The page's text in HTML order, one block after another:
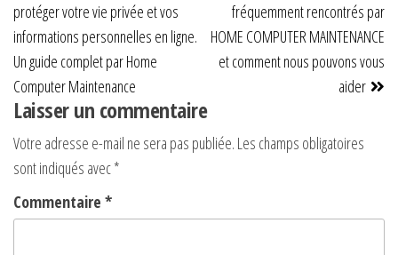
protéger votre vie privée et vos
informations personnelles en ligne.
Un guide complet par Home
Computer Maintenance
fréquemment rencontrés par
HOME COMPUTER MAINTENANCE
et comment nous pouvons vous
aider
Laisser un commentaire
Votre adresse e-mail ne sera pas publiée. Les champs obligatoires
sont indiqués avec*
Commentaire *